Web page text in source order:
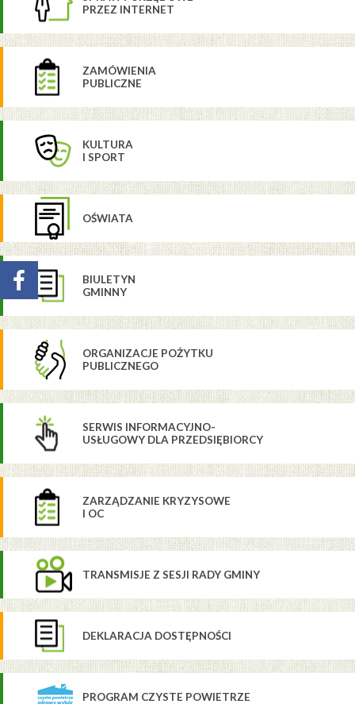
PRZEZ INTERNET
ZAMÓWIENIA
PUBLICZNE
KULTURA
I SPORT
OŚWIATA
BIULETYN
GMINNY
ORGANIZACJE POŻYTKU
PUBLICZNEGO
SERWIS INFORMACYJNO-
USŁUGOWY DLA PRZEDSIĘBIORCY
ZARZĄDZANIE KRYZYSOWE
I OC
TRANSMISJE Z SESJI RADY GMINY
DEKLARACJA DOSTĘPNOŚCI
PROGRAM CZYSTE POWIETRZE